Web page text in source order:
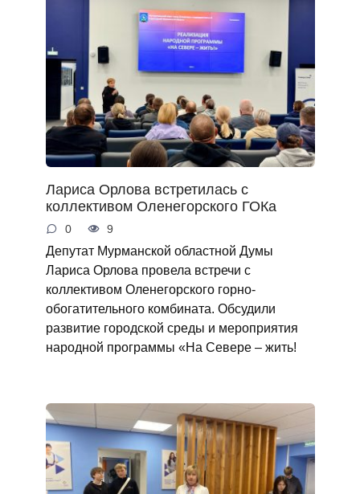
Лариса Орлова встретилась с
коллективом Оленегорского ГОКа
0 9
Депутат Мурманской областной Думы
Лариса Орлова провела встречи с
коллективом Оленегорского горно-
обогатительного комбината. Обсудили
развитие городской среды и мероприятия
народной программы «На Севере – жить!